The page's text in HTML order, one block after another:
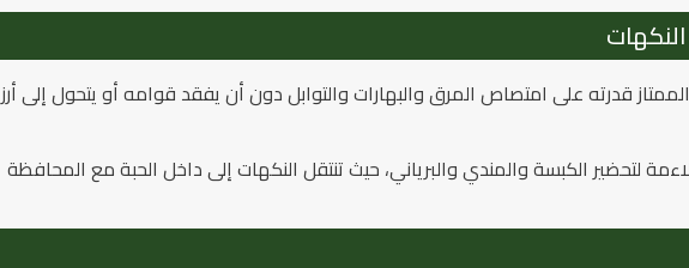
الممتاز قدرته على امتصاص المرق والبهارات والتوابل دون أن يفقد قوامه أو يتحول إلى أرز
لتحضير الكبسة والمندي والبرياني، حيث تنتقل النكهات إلى داخل الحبة مع المحافظة